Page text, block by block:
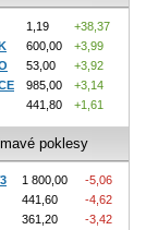
1,19
+38,37
600,00
+3,99
53,00
+3,92
985,00
+3,14
441,80 +1,61
poklesy
1 800,00
-5,06
441,60
-4,62
361,20
-3,42